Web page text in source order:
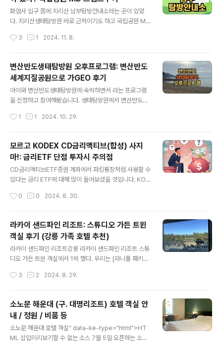
수 있었습니다. 지리산생태탐방원 후기😀HTML 삽입미
리보기할 " data-og-host="mm00624.tistory.co
ry..
화엄사 입구 쯤에 지리산 남부탐방안내소라는 곳이 있었
다. 지리산생태탐방원 바로 근처이기도 하고 국립공원 MD
내소 사진처럼 주차장도 아주아주 넓다.아마 화엄사까지
방안내소 건물이 있기에 들어가봤다. 1층 로비 한켠에 '땅
속 생물 이야기'라는 주제로 전시가 되어 있었다. 아주 작
은 규모지만 잠시 둘러보니 재미있었다. 지리산 국립공원
MD 반대편에는 국립공원 MD샵 같은 곳이 있었다.사람은
없었고, 원하는 물건을 셀프로 계산하는 무인샵이었다. 지
려진 반다나도 있다.역시 지리산 하면 반달곰. 에코백도 있
3 1 2024. 11. 8.
변산반도생태탐방원 오후프로그램: 변산반도
세계지질공원으로 가GEO 후기
아이와 변산반도생태탐방원에 숙박하면서 라는 프로그램
을 신청하고 참여해봤습니다. 생태탐방원에서 변산반도국
입니다.변산반도 생태탐방원 오후프로그램" data-ke-ty
도 생태탐방원 오후 2시 프로그램을 신청했다. 3가지 프
로그램 중 우리가 신청한 것은 HTML 삽입미리보기할 수
없는 소" data-og-host="mm00624.tistory.com"
data-og-source-url="https://mm00624.tistory.c
om/551" data-og-url="https://mm00624.tistory.
cdn.ne..
1 1 2024. 10. 29.
모르고 KODEX CD금리액티브(합성) 사지
마!: 금리ETF 단점 투자시 주의점
CD금리액티브ETF증권 계좌에서 파킹통장처럼 사용할 수
있다는 금리 ETF에 대해 많이 들어보셨을 것입니다. KOD
성) 등 여러가지 ETF가 있는데요.이런 KODEX CD금리액
용 방안을 살펴보겠습니다. CD금리액티브 ETF의 장점
통장처럼 단기 수익 가능마이너스 금리가 되지 않는 한 우
상향중도해약금 없음CD금리액티브 ETF 주의사항하지만
모든 사람에게 적합한 상품은 아닙니다.CD금리액티브 ET
F 주의사항 증권사 거래수수료: 매수, 매도 시 각각 0.01
소득세: 매도 시 15.4%의 세금 부과.바로 출금 불가: 매도
0 0 2024. 8. 30.
라카이 샌드파인 리조트: 스튜디오 가든 트윈
객실 후기 (강릉 가족 호텔 추천)
라카이 샌드파인 리조트강릉 라카이 샌드파인 리조트 스튜
디오 가든 트윈 객실에서 1박 했다. 우리는 [라니풀 패키지]
서.. HTML 삽입미리보기할 수 없는 소스 강릉 경포대에서
4.tistory.com" data-og-source-url="https://mm
00624.tistory.com/491" data-og-url="https://m
m00624.tistory.com/491" data-og-image="http
s://scrap.kakaocdn.net/dn/dcTaPN/hyWVQMC7
3 2 2024. 8. 29.
소노문 해운대 (구. 대명리조트) 호텔 객실 안
내 / 정원 / 비품 등
소노문 해운대 호텔 객실" data-ke-type="html">HT
ML 삽입미리보기할 수 없는 소스 7월 5일 오픈하는 소노